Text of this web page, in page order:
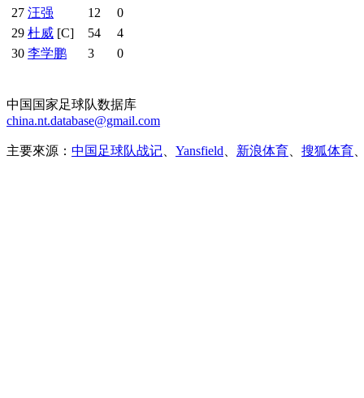
27 汪强 12
0
29 杜威 [C] 54
4
30 李学鹏 3 0
中国国家足球队数据库
china.nt.database@gmail.com
主要來源： 中国足球队战记 Yansfield 新浪体育 搜狐体育